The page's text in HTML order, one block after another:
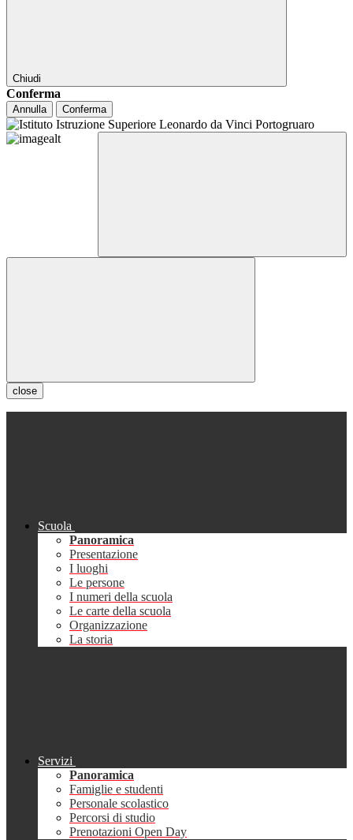
Chiudi
Conferma
Annulla Conferma
close
Scuola
Panoramica
Presentazione
I luoghi
Le persone
I numeri della scuola
Le carte della scuola
Organizzazione
La storia
Servizi
Panoramica
Famiglie e studenti
Personale scolastico
Percorsi di studio
Prenotazioni Open Day